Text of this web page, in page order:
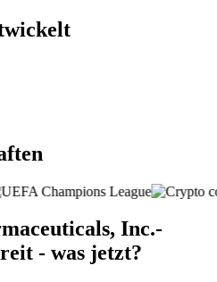
Inc.-
- was jetzt?